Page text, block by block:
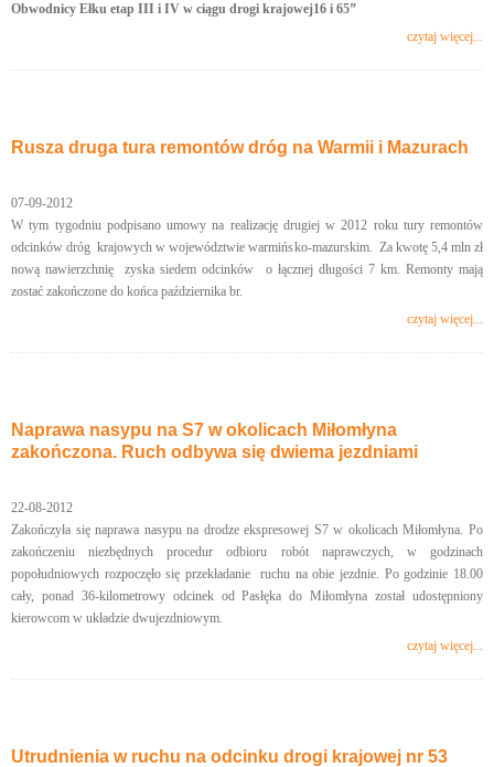
Obwodnicy Ełku etap III i IV w ciągu drogi krajowej16 i 65”
czytaj więcej...
Rusza druga tura remontów dróg na Warmii i Mazurach
07-09-2012
W tym tygodniu podpisano umowy na realizację drugiej w 2012 roku tury remontów
odcinków dróg krajowych w województwie warmińsko-mazurskim. Za kwotę 5,4 mln zł
nową nawierzchnię zyska siedem odcinków o łącznej długości 7 km. Remonty mają
zostać zakończone do końca października br.
czytaj więcej...
Naprawa nasypu na S7 w okolicach Miłomłyna
zakończona. Ruch odbywa się dwiema jezdniami
22-08-2012
Zakończyła się naprawa nasypu na drodze ekspresowej S7 w okolicach Miłomłyna. Po
zakończeniu niezbędnych procedur odbioru robót naprawczych, w godzinach
popołudniowych rozpoczęło się przekładanie ruchu na obie jezdnie. Po godzinie 18.00
cały, ponad 36-kilometrowy odcinek od Pasłęka do Miłomłyna został udostępniony
kierowcom w układzie dwujezdniowym.
czytaj więcej...
Utrudnienia w ruchu na odcinku drogi krajowej nr 53